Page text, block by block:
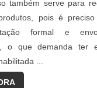
também serve para
pois é preciso
formal e
o que demanda ter
...